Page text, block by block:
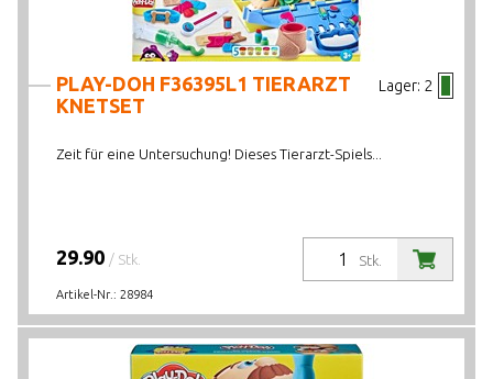
Lager: 2
PLAY-DOH F36395L1 TIERARZT
KNETSET
Zeit für eine Untersuchung! Dieses Tierarzt-Spiels...
Stk.
29.90 / Stk.
Artikel-Nr.: 28984